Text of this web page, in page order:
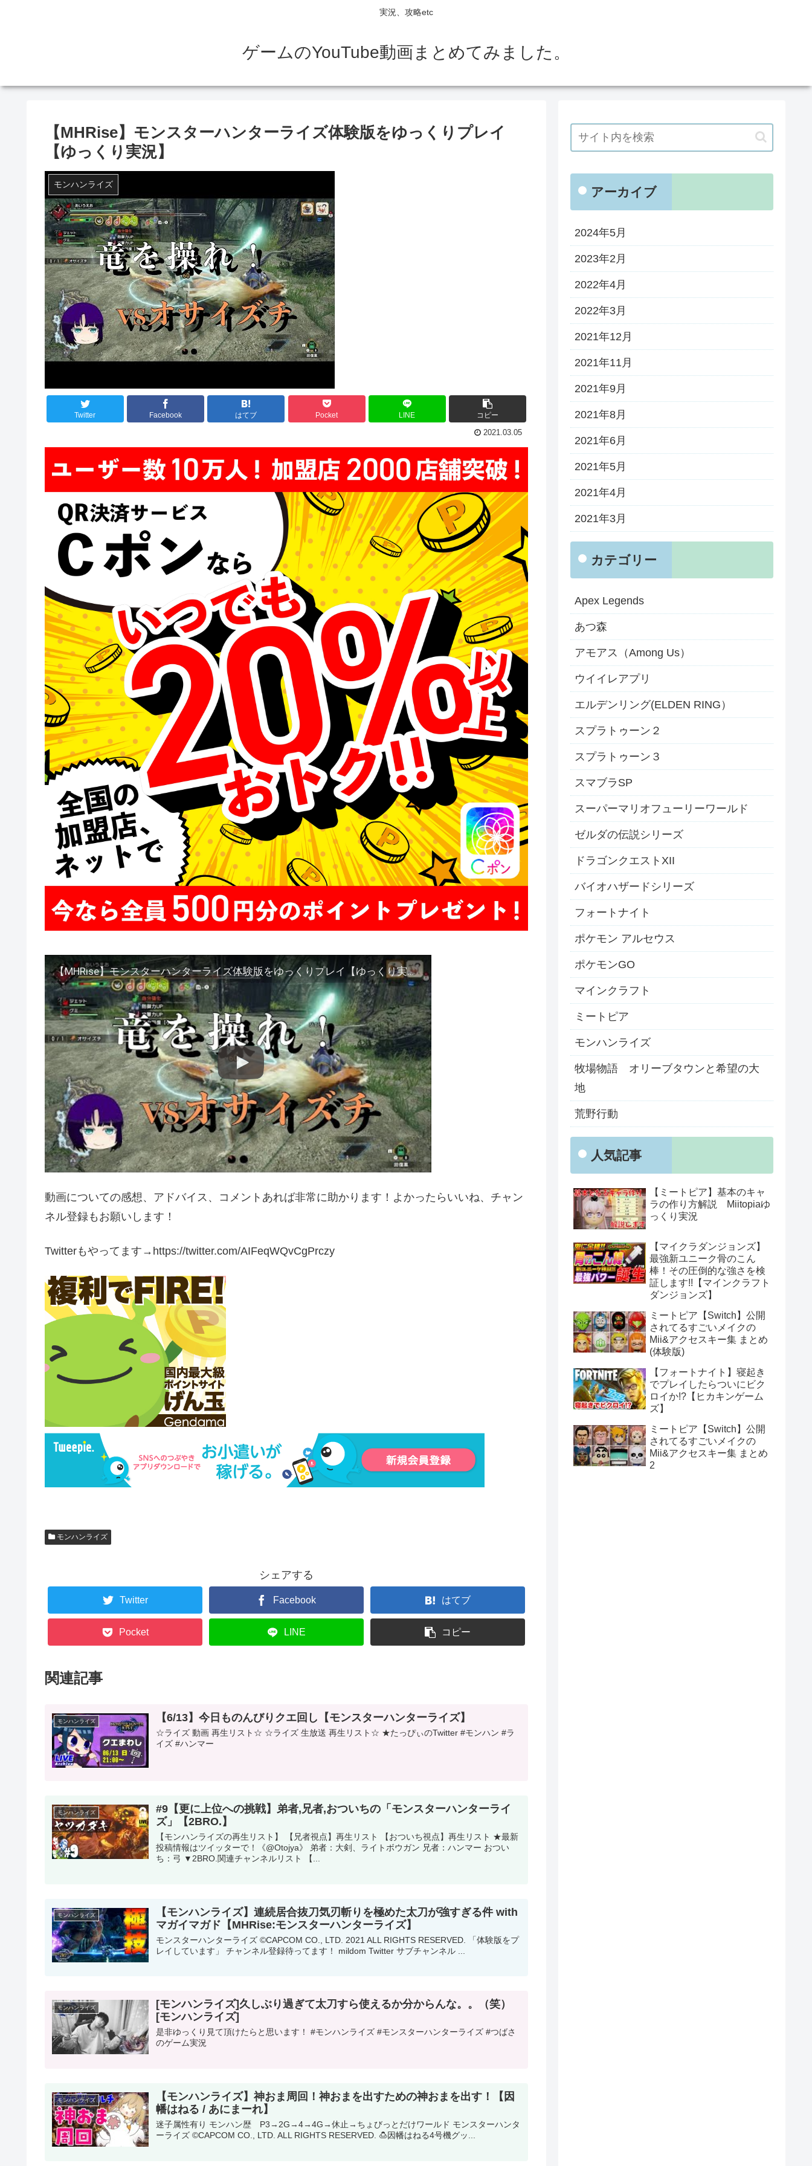
実況、攻略etc
ゲームのYouTube動画まとめてみました。
【MHRise】モンスターハンターライズ体験版をゆっくりプレイ
【ゆっくり実況】
モンハンライズ
Twitter Facebook はてブ Pocket LINE コピー
2021.03.05
【MHRise】モンスターハンターライズ体験版をゆっくりプレイ【ゆっくり実況】
動画についての感想、アドバイス、コメントあれば非常に助かります！よかったらいいね、チャン
ネル登録もお願いします！
Twitterもやってます→https://twitter.com/AIFeqWQvCgPrczy
モンハンライズ
シェアする
Twitter Facebook はてブ
Pocket LINE コピー
関連記事
モンハンライズ 【6/13】今日ものんびりクエ回し【モンスターハンターライズ】
☆ライズ 動画 再生リスト☆ ☆ライズ 生放送 再生リスト☆ ★たっぴぃのTwitter #モンハン #ラ
イズ #ハンマー
モンハンライズ
#9【更に上位への挑戦】弟者,兄者,おついちの「モンスターハンターライ
ズ」【2BRO.】
【モンハンライズの再生リスト】 【兄者視点】再生リスト 【おついち視点】再生リスト ★最新
投稿情報はツイッターで！《@Otojya》 弟者：大剣、ライトボウガン 兄者：ハンマー おつい
ち：弓 ▼2BRO.関連チャンネルリスト 【...
モンハンライズ
【モンハンライズ】連続居合抜刀気刃斬りを極めた太刀が強すぎる件 with
マガイマガド【MHRise:モンスターハンターライズ】
モンスターハンターライズ ©CAPCOM CO., LTD. 2021 ALL RIGHTS RESERVED. 「体験版をプ
レイしています」 チャンネル登録待ってます！ mildom Twitter サブチャンネル ...
モンハンライズ
[モンハンライズ]久しぶり過ぎて太刀すら使えるか分からんな。。（笑）
[モンハンライズ]
是非ゆっくり見て頂けたらと思います！ #モンハンライズ #モンスターハンターライズ #つばさ
のゲーム実況
モンハンライズ
【モンハンライズ】神おま周回！神おまを出すための神おまを出す！【因
幡はねる / あにまーれ】
迷子属性有り モンハン歴 P3→2G→4→4G→休止→ちょびっとだけワールド モンスターハンタ
ーライズ ©️CAPCOM CO., LTD. ALL RIGHTS RESERVED. 🍮因幡はねる4号機グッ...
アーカイブ
2024年5月
2023年2月
2022年4月
2022年3月
2021年12月
2021年11月
2021年9月
2021年8月
2021年6月
2021年5月
2021年4月
2021年3月
カテゴリー
Apex Legends
あつ森
アモアス（Among Us）
ウイイレアプリ
エルデンリング(ELDEN RING）
スプラトゥーン２
スプラトゥーン３
スマブラSP
スーパーマリオフューリーワールド
ゼルダの伝説シリーズ
ドラゴンクエストXII
バイオハザードシリーズ
フォートナイト
ポケモン アルセウス
ポケモンGO
マインクラフト
ミートピア
モンハンライズ
牧場物語 オリーブタウンと希望の大
地
荒野行動
人気記事
【ミートピア】基本のキャ
ラの作り方解説 Miitopiaゆ
っくり実況
【マイクラダンジョンズ】
最強新ユニーク骨のこん
棒！その圧倒的な強さを検
証します!!【マインクラフト
ダンジョンズ】
ミートピア【Switch】公開
されてるすごいメイクの
Mii&アクセスキー集 まとめ
(体験版)
【フォートナイト】寝起き
でプレイしたらついにビク
ロイか!?【ヒカキンゲーム
ズ】
ミートピア【Switch】公開
されてるすごいメイクの
Mii&アクセスキー集 まとめ
2